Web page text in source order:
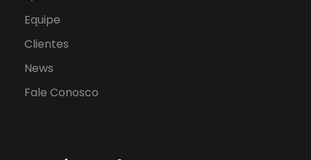
Equipe
Clientes
News
Fale Conosco